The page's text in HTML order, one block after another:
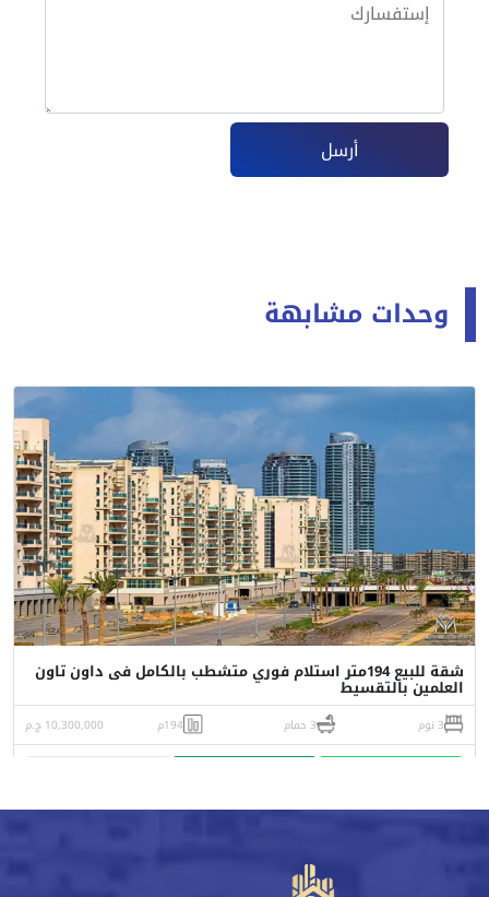
أرسل
وحدات مشابهة
شقة للبيع 194متر استلام فوري متشطب بالكامل فى داون تاون
العلمين بالتقسيط
3 نوم 3 حمام 194م 10,300,000 ج.م